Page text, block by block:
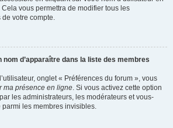
vous permettra de modifier tous les
votre compte.
d’apparaître dans la liste des membres
onglet « Préférences du forum », vous
ma présence en ligne. Si vous activez cette option
les administrateurs, les modérateurs et vous-
parmi les membres invisibles.